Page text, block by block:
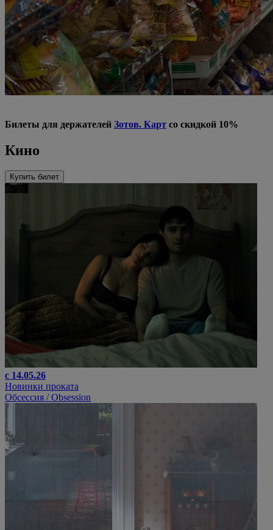
Билеты для держателей Зотов. Карт со скидкой 10%
Кино
Купить билет
с 14.05.26
Новинки проката
Обсессия / Obsession